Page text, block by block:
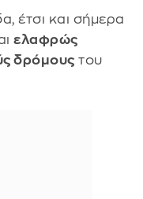
έτσι και σήμερα
ελαφρώς
δρόμους του